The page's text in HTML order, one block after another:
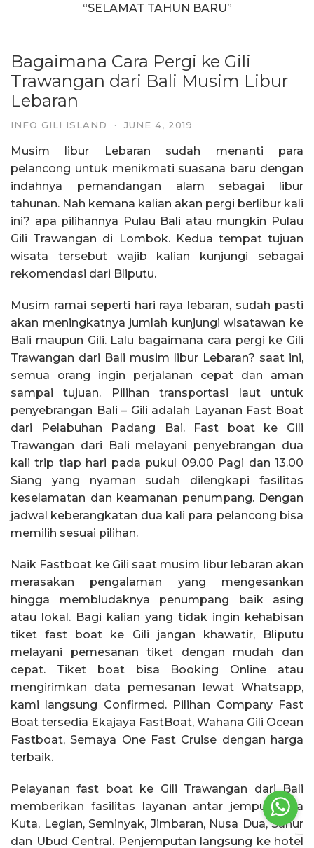
“SELAMAT TAHUN BARU”
Bagaimana Cara Pergi ke Gili
Trawangan dari Bali Musim Libur
Lebaran
INFO GILI ISLAND · JUNE 4, 2019
Musim libur Lebaran sudah menanti para
pelancong untuk menikmati suasana baru dengan
indahnya pemandangan alam sebagai libur
tahunan. Nah kemana kalian akan pergi berlibur kali
ini? apa pilihannya Pulau Bali atau mungkin Pulau
Gili Trawangan di Lombok. Kedua tempat tujuan
wisata tersebut wajib kalian kunjungi sebagai
rekomendasi dari Bliputu.
Musim ramai seperti hari raya lebaran, sudah pasti
akan meningkatnya jumlah kunjungi wisatawan ke
Bali maupun Gili. Lalu bagaimana cara pergi ke Gili
Trawangan dari Bali musim libur Lebaran? saat ini,
semua orang ingin perjalanan cepat dan aman
sampai tujuan. Pilihan transportasi laut untuk
penyebrangan Bali – Gili adalah Layanan Fast Boat
dari Pelabuhan Padang Bai. Fast boat ke Gili
Trawangan dari Bali melayani penyebrangan dua
kali trip tiap hari pada pukul 09.00 Pagi dan 13.00
Siang yang nyaman sudah dilengkapi fasilitas
keselamatan dan keamanan penumpang. Dengan
jadwal keberangkatan dua kali para pelancong bisa
memilih sesuai pilihan.
Naik Fastboat ke Gili saat musim libur lebaran akan
merasakan pengalaman yang mengesankan
hingga membludaknya penumpang baik asing
atau lokal. Bagi kalian yang tidak ingin kehabisan
tiket fast boat ke Gili jangan khawatir, Bliputu
melayani pemesanan tiket dengan mudah dan
cepat. Tiket boat bisa Booking Online atau
mengirimkan data pemesanan lewat Whatsapp,
kami langsung Confirmed. Pilihan Company Fast
Boat tersedia Ekajaya FastBoat, Wahana Gili Ocean
Fastboat, Semaya One Fast Cruise dengan harga
terbaik.
Pelayanan fast boat ke Gili Trawangan dari Bali
memberikan fasilitas layanan antar jemput area
Kuta, Legian, Seminyak, Jimbaran, Nusa Dua, Sanur
dan Ubud Central. Penjemputan langsung ke hotel